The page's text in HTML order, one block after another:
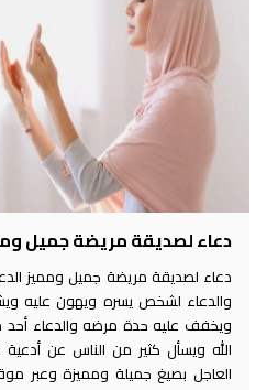
دعاء لصديقة مريضة جميل
دعاء لصديقة مريضة جميل ومميز
والدعاء لشخص يسره ويهون عليه
ويخفف عليه حدة مرضه والدعاء
الله ويسأل كثير من الناس عن
العاجل بصيغ جميلة ومميزة وعبر